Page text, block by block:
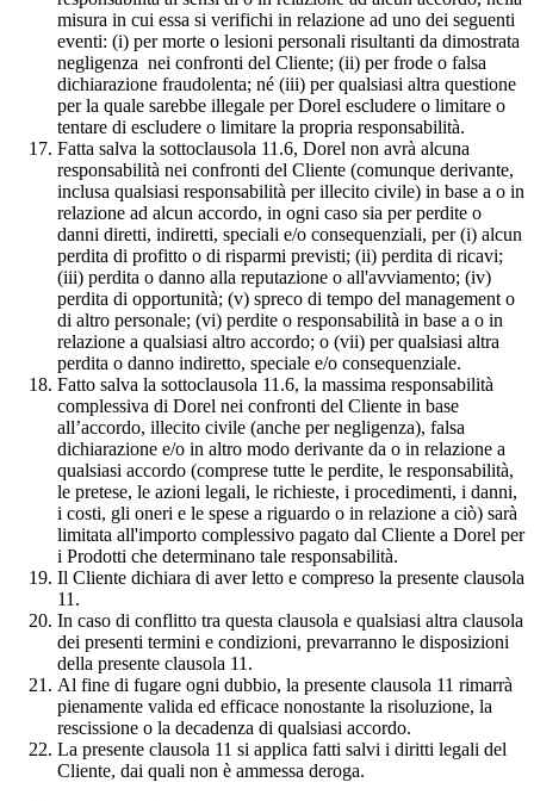
misura in cui essa si verifichi in relazione ad uno dei seguenti
eventi: (i) per morte o lesioni personali risultanti da dimostrata
negligenza nei confronti del Cliente; (ii) per frode o falsa
dichiarazione fraudolenta; né (iii) per qualsiasi altra questione
per la quale sarebbe illegale per Dorel escludere o limitare o
tentare di escludere o limitare la propria responsabilità.
Fatta salva la sottoclausola 11.6, Dorel non avrà alcuna
responsabilità nei confronti del Cliente (comunque derivante,
inclusa qualsiasi responsabilità per illecito civile) in base a o in
relazione ad alcun accordo, in ogni caso sia per perdite o
danni diretti, indiretti, speciali e/o consequenziali, per (i) alcun
perdita di profitto o di risparmi previsti; (ii) perdita di ricavi;
(iii) perdita o danno alla reputazione o all'avviamento; (iv)
perdita di opportunità; (v) spreco di tempo del management o
di altro personale; (vi) perdite o responsabilità in base a o in
relazione a qualsiasi altro accordo; o (vii) per qualsiasi altra
perdita o danno indiretto, speciale e/o consequenziale.
Fatto salva la sottoclausola 11.6, la massima responsabilità
complessiva di Dorel nei confronti del Cliente in base
all’accordo, illecito civile (anche per negligenza), falsa
dichiarazione e/o in altro modo derivante da o in relazione a
qualsiasi accordo (comprese tutte le perdite, le responsabilità,
le pretese, le azioni legali, le richieste, i procedimenti, i danni,
i costi, gli oneri e le spese a riguardo o in relazione a ciò) sarà
limitata all'importo complessivo pagato dal Cliente a Dorel per
i Prodotti che determinano tale responsabilità.
Il Cliente dichiara di aver letto e compreso la presente clausola
11.
In caso di conflitto tra questa clausola e qualsiasi altra clausola
dei presenti termini e condizioni, prevarranno le disposizioni
della presente clausola 11.
Al fine di fugare ogni dubbio, la presente clausola 11 rimarrà
pienamente valida ed efficace nonostante la risoluzione, la
rescissione o la decadenza di qualsiasi accordo.
La presente clausola 11 si applica fatti salvi i diritti legali del
Cliente, dai quali non è ammessa deroga.